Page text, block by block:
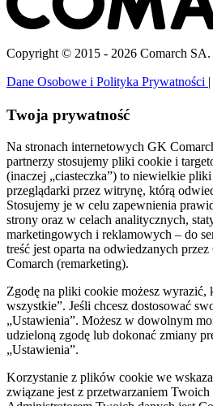
Copyright © 2015 - 2026 Comarch SA.
Dane Osobowe i Polityka Prywatności |
Twoja prywatność
Na stronach internetowych GK
partnerzy stosujemy pliki cookie i
(inaczej „ciasteczka”) to niewielkie
przeglądarki przez witrynę, którą
Stosujemy je w celu zapewnienia
strony oraz w celach analitycznych,
marketingowych i reklamowych – do
treść jest oparta na odwiedzanych
Comarch (remarketing).
Zgodę na pliki cookie możesz wyrazić,
wszystkie”. Jeśli chcesz dostosować
„Ustawienia”. Możesz w dowolnym
udzieloną zgodę lub dokonać zmiany
„Ustawienia”.
Korzystanie z plików cookie we
związane jest z przetwarzaniem